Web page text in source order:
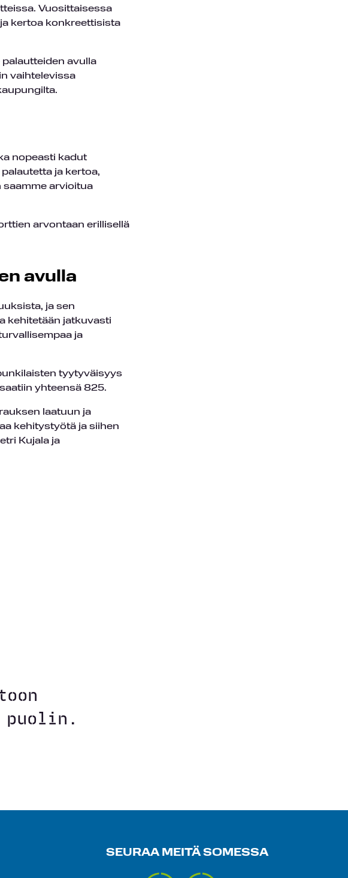
Vuosittaisessa
kertoa konkreettisista
avulla
vaihtelevissa
nopeasti kadut
ja kertoa,
saamme arvioitua
arvontaan erillisellä
avulla
ja sen
kehitetään jatkuvasti
ja
tyytyväisyys
yhteensä 825.
laatuun ja
kehitystyötä ja siihen
Kujala ja
SEURAA MEITÄ SOMESSA